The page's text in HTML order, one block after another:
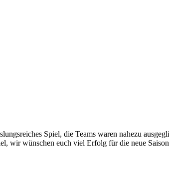
Spiel, die Teams waren nahezu
wir wünschen euch viel Erfolg für die neue